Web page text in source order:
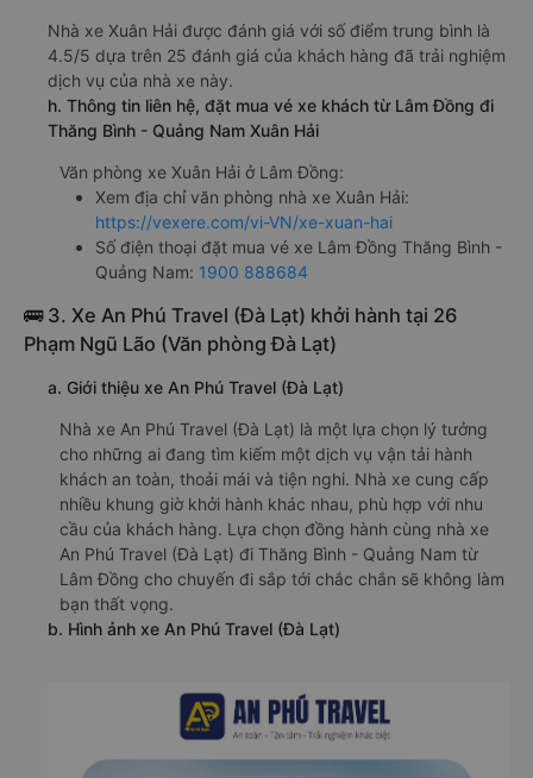
Nhà xe Xuân Hải được đánh giá với số điểm trung bình là
4.5/5 dựa trên 25 đánh giá của khách hàng đã trải nghiệm
dịch vụ của nhà xe này.
h. Thông tin liên hệ, đặt mua vé xe khách từ Lâm Đồng đi
Thăng Bình - Quảng Nam Xuân Hải
Văn phòng xe Xuân Hải ở Lâm Đồng:
Xem địa chỉ văn phòng nhà xe Xuân Hải:
https://vexere.com/vi-VN/xe-xuan-hai
Số điện thoại đặt mua vé xe Lâm Đồng Thăng Bình -
Quảng Nam: 1900 888684
🚌 3. Xe An Phú Travel (Đà Lạt) khởi hành tại 26
Phạm Ngũ Lão (Văn phòng Đà Lạt)
a. Giới thiệu xe An Phú Travel (Đà Lạt)
Nhà xe An Phú Travel (Đà Lạt) là một lựa chọn lý tưởng
cho những ai đang tìm kiếm một dịch vụ vận tải hành
khách an toàn, thoải mái và tiện nghi. Nhà xe cung cấp
nhiều khung giờ khởi hành khác nhau, phù hợp với nhu
cầu của khách hàng. Lựa chọn đồng hành cùng nhà xe
An Phú Travel (Đà Lạt) đi Thăng Bình - Quảng Nam từ
Lâm Đồng cho chuyến đi sắp tới chắc chắn sẽ không làm
bạn thất vọng.
b. Hình ảnh xe An Phú Travel (Đà Lạt)